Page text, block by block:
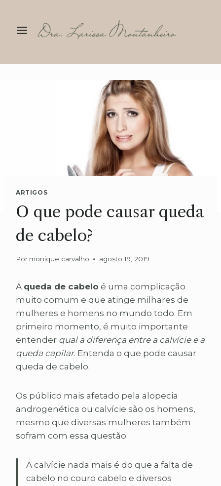
ARTIGOS
O que pode causar queda
de cabelo?
Por monique carvalho agosto 19, 2019
A queda de cabelo é uma complicação
muito comum e que atinge milhares de
mulheres e homens no mundo todo. Em
primeiro momento, é muito importante
entender qual a diferença entre a calvície e a
queda capilar. Entenda o que pode causar
queda de cabelo.
Os público mais afetado pela alopecia
androgenética ou calvície são os homens,
mesmo que diversas mulheres também
sofram com essa questão.
A calvície nada mais é do que a falta de
cabelo no couro cabelo e diversos